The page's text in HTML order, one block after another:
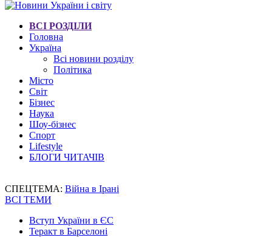
ВСІ РОЗДІЛИ
Головна
Україна
Всі новини розділу
Політика
Місто
Світ
Бізнес
Наука
Шоу-бізнес
Спорт
Lifestyle
БЛОГИ ЧИТАЧІВ
СПЕЦТЕМА: Війна в Ірані
ВСІ ТЕМИ
Вступ України в ЄС
Теракт в Барселоні